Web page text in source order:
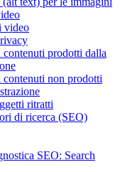
video
prodotti dalla
non prodotti
ritratti
di ricerca (SEO)
SEO: Search